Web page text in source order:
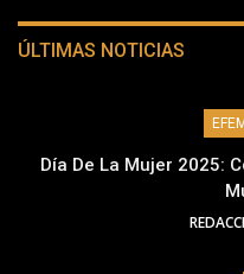
ÚLTIMAS NOTICIAS
Día De La Mujer 2025: